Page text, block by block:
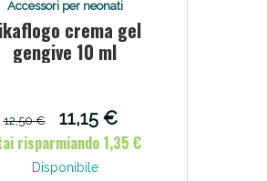
Accessori per neonati
crema gel
gengive 10 ml
12,50 €
11,15 €
risparmiando 1,35 €
Disponibile